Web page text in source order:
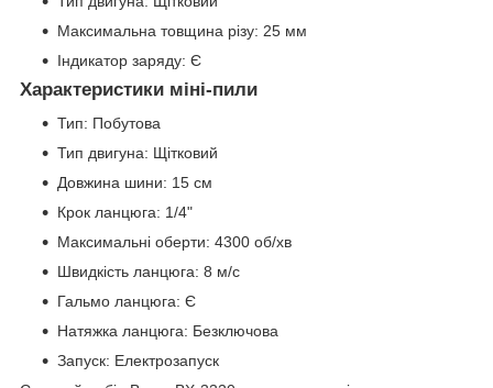
Максимальна товщина різу: 25 мм
Індикатор заряду: Є
Характеристики міні-пили
Тип: Побутова
Тип двигуна: Щітковий
Довжина шини: 15 см
Крок ланцюга: 1/4"
Максимальні оберти: 4300 об/хв
Швидкість ланцюга: 8 м/с
Гальмо ланцюга: Є
Натяжка ланцюга: Безключова
Запуск: Електрозапуск